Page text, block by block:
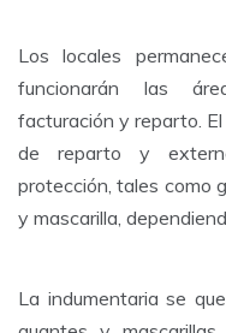
Los locales
funcionarán las
facturación y reparto.
de reparto y
protección, tales como
y mascarilla,
La indumentaria se